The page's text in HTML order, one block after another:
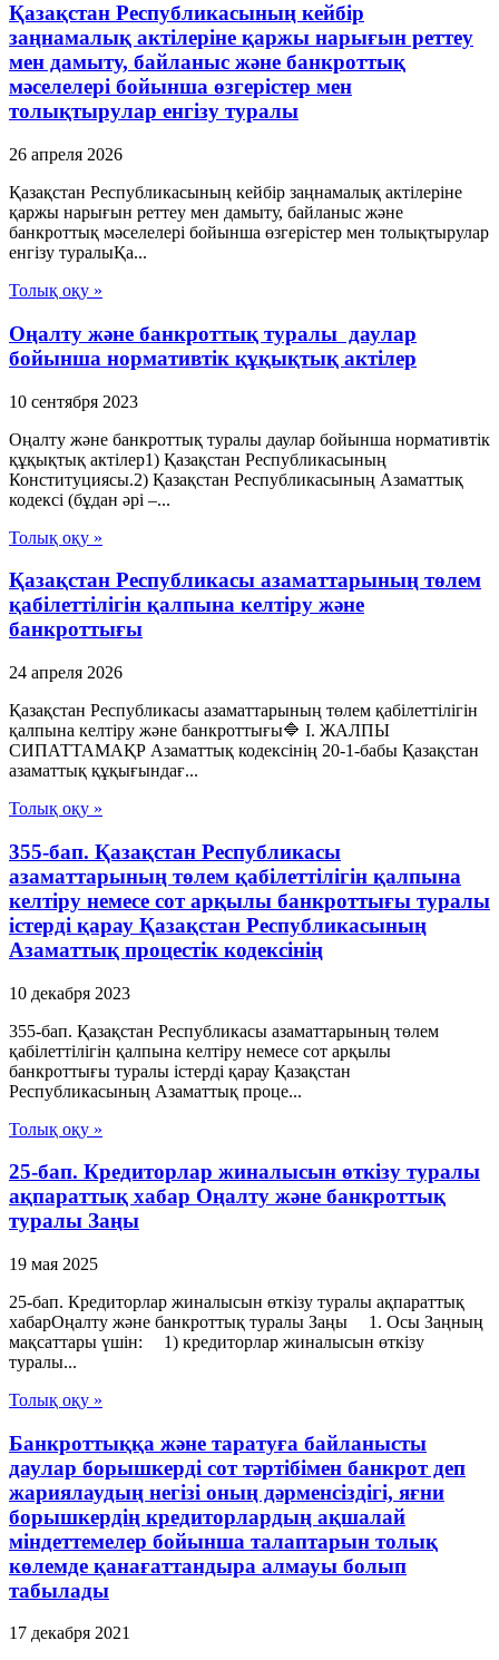
Қазақстан Республикасының кейбір
заңнамалық актілеріне қаржы нарығын реттеу
мен дамыту, байланыс және банкроттық
мәселелері бойынша өзгерістер мен
толықтырулар енгізу туралы
26 апреля 2026
Қазақстан Республикасының кейбір заңнамалық актілеріне
қаржы нарығын реттеу мен дамыту, байланыс және
банкроттық мәселелері бойынша өзгерістер мен толықтырулар
енгізу туралыҚа...
Толық оқу »
Оңалту және банкроттық туралы даулар
бойынша нормативтік құқықтық актілер
10 сентября 2023
Оңалту және банкроттық туралы даулар бойынша нормативтік
құқықтық актілер1) Қазақстан Республикасының
Конституциясы.2) Қазақстан Республикасының Азаматтық
кодексі (бұдан әрі –...
Толық оқу »
Қазақстан Республикасы азаматтарының төлем
қабілеттілігін қалпына келтіру және
банкроттығы
24 апреля 2026
Қазақстан Республикасы азаматтарының төлем қабілеттілігін
қалпына келтіру және банкроттығы🔷 I. ЖАЛПЫ
СИПАТТАМАҚР Азаматтық кодексінің 20-1-бабы Қазақстан
азаматтық құқығындағ...
Толық оқу »
355-бап. Қазақстан Республикасы
азаматтарының төлем қабілеттілігін қалпына
келтіру немесе сот арқылы банкроттығы туралы
істерді қарау Қазақстан Республикасының
Азаматтық процестік кодексінің
10 декабря 2023
355-бап. Қазақстан Республикасы азаматтарының төлем
қабілеттілігін қалпына келтіру немесе сот арқылы
банкроттығы туралы істерді қарау Қазақстан
Республикасының Азаматтық проце...
Толық оқу »
25-бап. Кредиторлар жиналысын өткізу туралы
ақпараттық хабар Оңалту және банкроттық
туралы Заңы
19 мая 2025
25-бап. Кредиторлар жиналысын өткізу туралы ақпараттық
хабарОңалту және банкроттық туралы Заңы 1. Осы Заңның
мақсаттары үшін: 1) кредиторлар жиналысын өткізу
туралы...
Толық оқу »
Банкроттыққа және таратуға байланысты
даулар борышкерді сот тәртібімен банкрот деп
жариялаудың негізі оның дәрменсіздігі, яғни
борышкердің кредиторлардың ақшалай
міндеттемелер бойынша талаптарын толық
көлемде қанағаттандыра алмауы болып
табылады
17 декабря 2021